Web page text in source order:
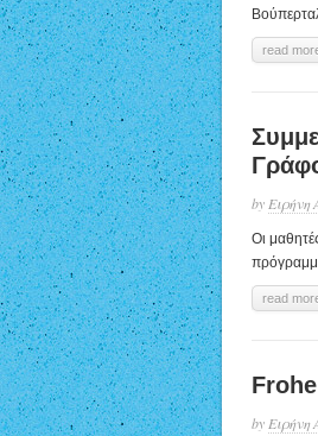
read
by Ειρήνη
Οι
read
by Ειρήνη